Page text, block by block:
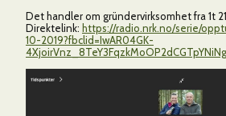
Det handler om gründervirksomhet fra 1t
Direktelink: https://radio.nrk.no/serie/
10-2019?fbclid=IwAR04GK-